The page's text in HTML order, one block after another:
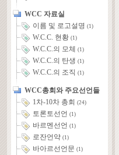
WCC 자료실
이름 및 로고설명 (1)
W.C.C. 현황 (1)
W.C.C.의 모체 (1)
W.C.C.의 탄생 (1)
W.C.C.의 조직 (1)
WCC총회와 주요선언들
1차-10차 총회 (24)
토론토선언 (1)
바르멘선언 (1)
로잔언약 (1)
바아르선언문 (1)